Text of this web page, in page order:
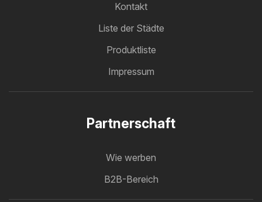
Kontakt
Liste der Städte
Produktliste
Impressum
Partnerschaft
Wie werben
B2B-Bereich